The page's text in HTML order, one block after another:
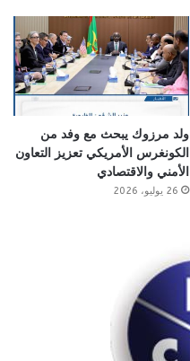
ولد مرزوك يبحث مع وفد من
الكونغرس الأمريكي تعزيز التعاون
الأمني والاقتصادي
26 يوليو، 2026